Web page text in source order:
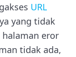
URL
yang tidak
eror
tidak ada,